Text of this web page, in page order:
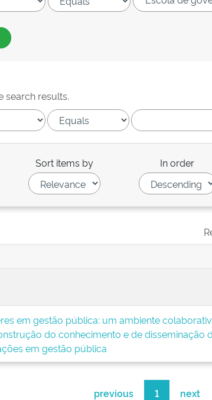
search results.
Sort items by In order
em gestão pública: um ambiente
do conhecimento e de disseminação
em gestão pública
previous 1 next